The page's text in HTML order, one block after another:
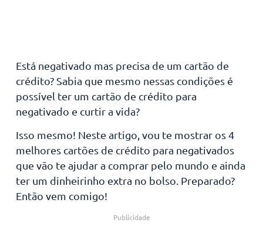
Está negativado mas precisa de um cartão de
crédito? Sabia que mesmo nessas condições é
possível ter um cartão de crédito para
negativado e curtir a vida?
Isso mesmo! Neste artigo, vou te mostrar os 4
melhores cartões de crédito para negativados
que vão te ajudar a comprar pelo mundo e ainda
ter um dinheirinho extra no bolso. Preparado?
Então vem comigo!
Publicidade